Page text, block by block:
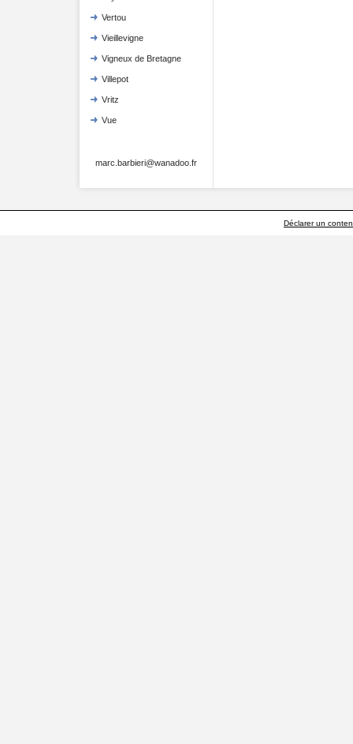
Vertou
Vieillevigne
Vigneux de Bretagne
Villepot
Vritz
Vue
marc.barbieri@wanadoo.fr
Déclarer un